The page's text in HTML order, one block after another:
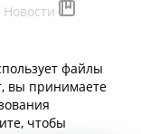
Новости
файлы
вы принимаете
чтобы